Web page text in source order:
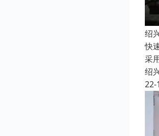
绍
快
采
绍
22-